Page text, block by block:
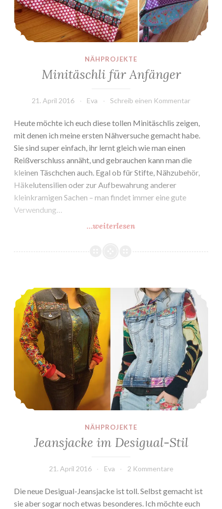
NÄHPROJEKTE
Minitäschli für Anfänger
21. April 2016 Eva Schreib einen Kommentar
Heute möchte ich euch diese tollen Minitäschlis zeigen,
mit denen ich meine ersten Nähversuche gemacht habe.
Sie sind super einfach, ihr lernt gleich wie man einen
Reißverschluss annäht, und gebrauchen kann man die
kleinen Täschchen auch. Egal ob für Stifte, Nähzubehör,
Häkelutensilien oder zur Aufbewahrung anderer
kleinkramigen Sachen – man findet immer eine gute
Verwendung…
…weiterlesen
Anfänger
NÄHPROJEKTE
Jeansjacke im Desigual-Stil
21. April 2016 Eva 2 Kommentare
Die neue Desigual-Jeansjacke ist toll. Selbst gemacht ist
sie aber sogar noch etwas besonderes. Ich möchte euch